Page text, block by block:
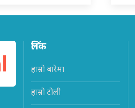
लिंक
हाम्रो बारेमा
हाम्रो टोली